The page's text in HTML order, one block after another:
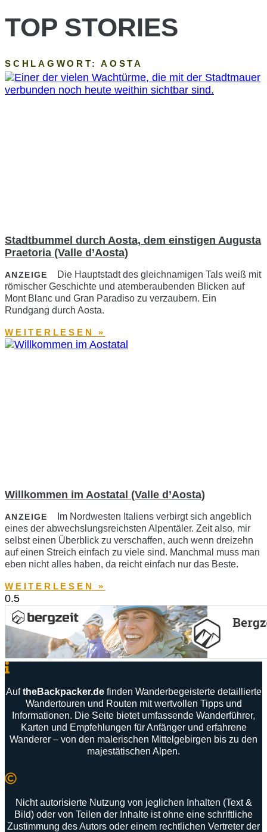
TOP STORIES
SCHLAGWORT: AOSTA
Stadtbummel durch Aosta, dem einstigen Augusta
Praetoria (Valle d’Aosta)
ANZEIGE
Die Hauptstadt des gleichnamigen Tals weiß mit
römischer Geschichte und atemberaubenden Blicken auf
Mont Blanc und Gran Paradiso zu verzaubern. Ein
Rundgang durch Aosta.
WEITERLESEN »
Willkommen im Aostatal (Valle d’Aosta)
ANZEIGE
Im Nordwesten Italiens verbirgt sich angeblich
eines der abwechslungsreichsten Alpentäler. Zeit also, mir
selbst einen Überblick zu verschaffen, auch wenn dreizehn
auf einen Streich einfach zu viele sind. Manchmal muss man
eben nicht alles haben, da reicht einfach nur das Beste.
WEITERLESEN »
Auf theBackpacker.de finden Wanderbegeisterte detaillierte
Wandertouren und Routen mit wertvollen Tipps und
Informationen. Die Seite bietet umfassende Wanderführer,
Karten und Empfehlungen für Anfänger und erfahrene
Wanderer – von den malerischen Mittelgebirgen bis zu den
majestätischen Alpen.
Nicht autorisierte Nutzung von jeglichen Inhalten (Text &
Bild) oder von Teilen der Inhalte ist ohne eine schriftliche
Zustimmung des Autors oder einem rechtlichen Vertreter der